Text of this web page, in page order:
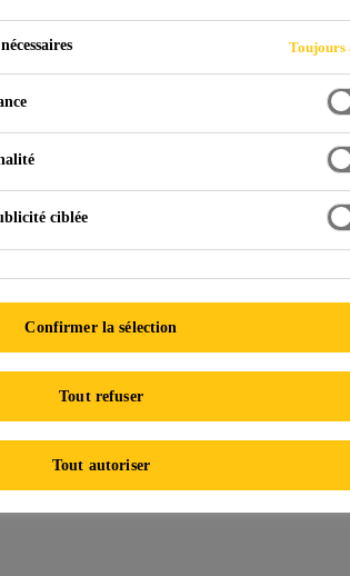
the Role
Toujours
ciblée
Confirmer la sélection
Tout refuser
Tout autoriser